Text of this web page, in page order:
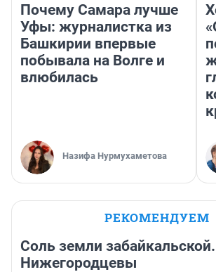
Почему Самара лучше
Уфы: журналистка из
Башкирии впервые
побывала на Волге и
влюбилась
Назифа Нурмухаметова
РЕКОМЕНДУЕМ
Соль земли забайкальской.
Нижегородцевы